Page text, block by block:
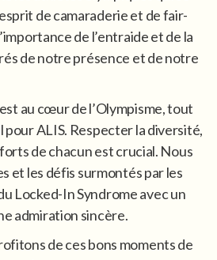
de camaraderie et de fair-
de l’entraide et de la
de notre présence et de notre
au cœur de l’Olympisme, tout
pour ALIS. Respecter la diversité,
de chacun est crucial. Nous
et les défis surmontés par les
Locked-In Syndrome avec un
admiration sincère.
de ces bons moments de